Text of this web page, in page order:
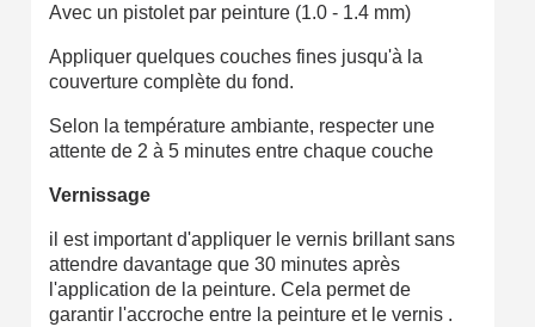
Avec un pistolet par peinture (1.0 - 1.4 mm)
Appliquer quelques couches fines jusqu'à la
couverture complète du fond.
Selon la température ambiante, respecter une
attente de 2 à 5 minutes entre chaque couche
Vernissage
il est important d'appliquer le vernis brillant sans
attendre davantage que 30 minutes après
l'application de la peinture. Cela permet de
garantir l'accroche entre la peinture et le vernis .